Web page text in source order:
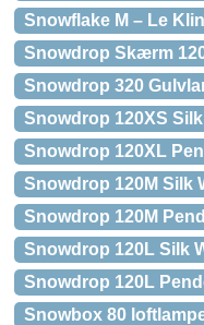
Snowflake M – Le
Snowdrop Skærm
Snowdrop 320
Snowdrop 120XS
Snowdrop 120XL
Snowdrop 120M Silk
Snowdrop 120M
Snowdrop 120L Silk
Snowdrop 120L
Snowbox 80